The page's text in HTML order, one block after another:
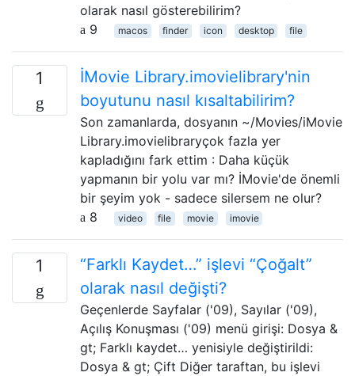
olarak nasıl gösterebilirim?
9
macos finder icon desktop file
1
İMovie Library.imovielibrary'nin
boyutunu nasıl kısaltabilirim?
Son zamanlarda, dosyanın ~/Movies/iMovie
Library.imovielibraryçok fazla yer
kapladığını fark ettim : Daha küçük
yapmanın bir yolu var mı? İMovie'de önemli
bir şeyim yok - sadece silersem ne olur?
8
video file movie imovie
1
“Farklı Kaydet…” işlevi “Çoğalt”
olarak nasıl değişti?
Geçenlerde Sayfalar ('09), Sayılar ('09),
Açılış Konuşması ('09) menü girişi: Dosya &
gt; Farklı kaydet… yenisiyle değiştirildi:
Dosya & gt; Çift Diğer taraftan, bu işlevi